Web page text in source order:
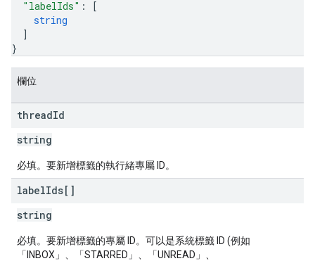
"labelIds" :
[
string
]
}
欄位
threadId
string
必填。要新增標籤的執行緒專屬 ID。
labelIds[]
string
必填。要新增標籤的專屬 ID。可以是系統標籤 ID (例如
「INBOX」、「STARRED」、「UNREAD」、